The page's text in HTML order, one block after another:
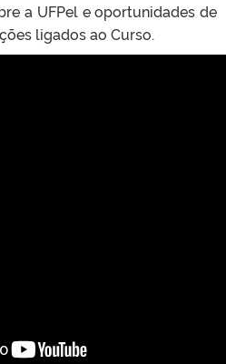
a UFPel e oportunidades de
ligados ao Curso.